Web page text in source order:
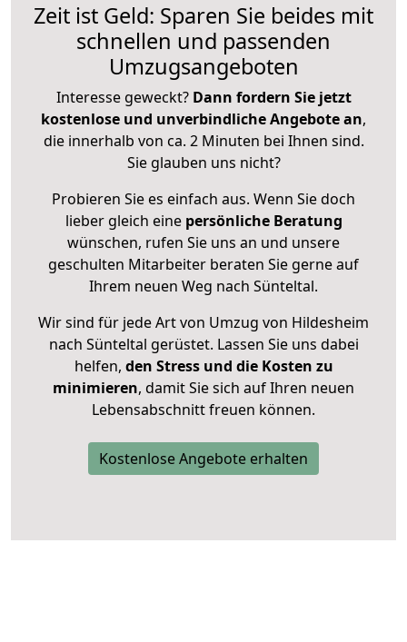
Zeit ist Geld: Sparen Sie beides mit
schnellen und passenden
Umzugsangeboten
Interesse geweckt? Dann fordern Sie jetzt
kostenlose und unverbindliche Angebote an,
die innerhalb von ca. 2 Minuten bei Ihnen sind.
Sie glauben uns nicht?
Probieren Sie es einfach aus. Wenn Sie doch
lieber gleich eine persönliche Beratung
wünschen, rufen Sie uns an und unsere
geschulten Mitarbeiter beraten Sie gerne auf
Ihrem neuen Weg nach Sünteltal.
Wir sind für jede Art von Umzug von Hildesheim
nach Sünteltal gerüstet. Lassen Sie uns dabei
helfen, den Stress und die Kosten zu
minimieren, damit Sie sich auf Ihren neuen
Lebensabschnitt freuen können.
Kostenlose Angebote erhalten